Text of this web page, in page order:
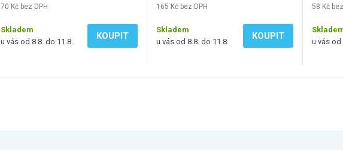
70 Kč bez DPH
Skladem
u vás od 8.8. do 11.8.
KOUPIT
165 Kč bez DPH
Skladem
u vás od 8.8. do 11.8.
KOUPIT
58 Kč
u vás od